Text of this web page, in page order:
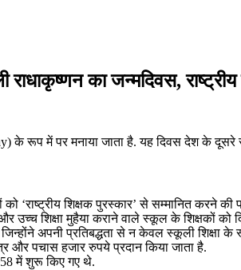
राधाकृष्‍णन का जन्मदिवस,
के रूप में पर मनाया जाता है. यह दिवस देश के
‘राष्‍ट्रीय शिक्षक पुरस्‍कार’ से सम्मानित करने की
उच्‍च शिक्षा मुहैया कराने वाले स्‍कूल के शिक्षकों को
अपनी प्रतिबद्धता से न केवल स्‍कूली शिक्षा
पचास हजार रुपये प्रदान किया जाता है.
में शुरू किए गए थे.